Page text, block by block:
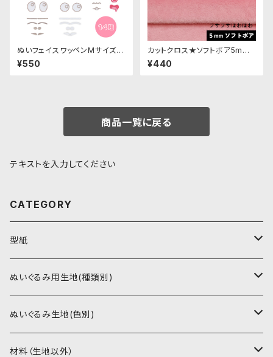
ぬいフェイスワッペンMサイズ
各種｜清原株式会社
¥550
カットクロス★ソフトボア5mm
(ベビーピンク)LB048 ボア生
地 50cm × 45cm
¥440
商品一覧に戻る
テキストを入力してください
CATEGORY
型紙
書籍（紙の本）
PDFデータ（ダウンロード）
ぬいぐるみ用生地(種類別)
ソフトボア（短毛）
ソフトボア（5mm）
ぬいぐるみ生地(色別)
ソフトボア
材料（生地以外）